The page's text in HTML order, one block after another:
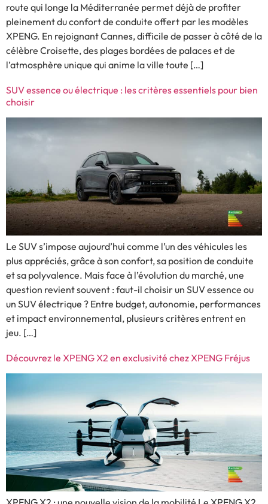
route qui longe la Méditerranée permet déjà de profiter
pleinement du confort de conduite offert par les modèles
XPENG. En rejoignant Cannes, difficile de passer à côté de la
célèbre Croisette, des plages bordées de palaces et de
l’atmosphère unique qui anime la ville toute […]
SUV essence ou électrique : les critères essentiels pour bien
choisir
Le SUV s’impose aujourd’hui comme l’un des véhicules les
plus appréciés, grâce à son confort, sa position de conduite
et sa polyvalence. Mais face à l’évolution du marché, une
question revient souvent : faut-il choisir un SUV essence ou
un SUV électrique ? Entre budget, autonomie, performances
et impact environnemental, plusieurs critères entrent en
jeu. […]
Découvrez le XPENG X2 en exclusivité chez XPENG Fréjus